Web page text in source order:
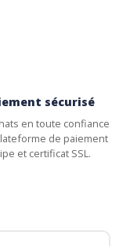
sécurisé
en toute confiance
de paiement
et certificat SSL.